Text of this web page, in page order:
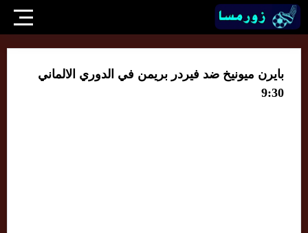
بايرن ميونيخ ضد فيردر بريمن في الدوري الالماني
9:30